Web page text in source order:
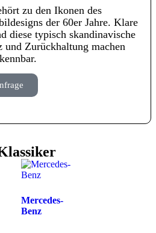
zu den Ikonen des
der 60er Jahre. Klare
diese typisch skandinavische
und Zurückhaltung machen
Mercedes-
Benz